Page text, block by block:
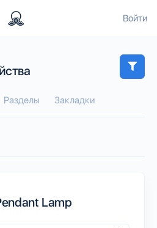
Войти
Разделы Закладки
Lamp